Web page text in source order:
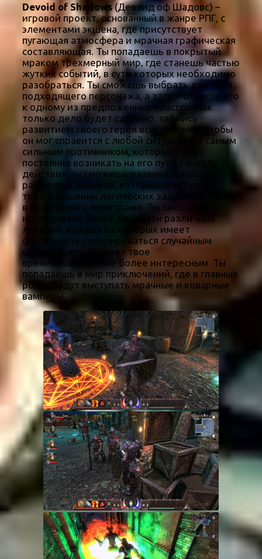
Devoid of Shadows(Девоид оф Шадовс) –
игровой проект, основанный в жанре РПГ, с
элементами экшена, где присутствует
пугающая атмосфера и мрачная графическая
составляющая. Ты попадаешь в покрытый
мраком трехмерный мир, где станешь частью
жутких событий, в сути которых необходимо
разобраться. Ты сможешь выбрать для себя
подходящего персонажа, а затем отнести его
к одному из предложенных классов. Как
только дело будет сделано, займись
развитием своего героя всесторонне, чтобы
он мог справится с любой ситуацией и самым
сильным противником, которые будут
постоянно возникать на его пути. По ходу
действия ты сможешь развивать массу
различных навыков, которые пригодятся
тебе в решении логических заданий, а также
в сражениях с монстрами. Ты сможешь
исследовать более двадцати различных
локаций, каждая из которых имеет
способность генерироваться случайным
образом, что сделает твое
времяпровождение более интересным. Ты
попадаешь в мир приключений, где в главных
ролях будут выступать мрачные и коварные
вампиры.